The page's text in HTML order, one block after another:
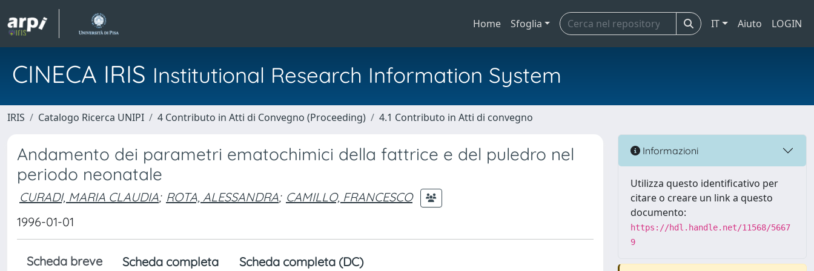
Home Sfoglia IT Aiuto LOGIN
CINECA IRIS Institutional Research Information System
IRIS Catalogo Ricerca UNIPI 4 Contributo in Atti di Convegno (Proceeding) 4.1 Contributo in Atti di convegno
Andamento dei parametri ematochimici della fattrice e del puledro nel
periodo neonatale
CURADI, MARIA CLAUDIA; ROTA, ALESSANDRA; CAMILLO, FRANCESCO
1996-01-01
Scheda breve Scheda completa Scheda completa (DC)
Informazioni
Utilizza questo identificativo per
citare o creare un link a questo
documento:
https://hdl.handle.net/11568/5667
9